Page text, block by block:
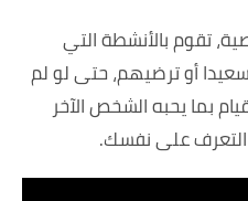
تقوم بالأنشطة التي
أو ترضيهم، حتى لو لم
بما يحبه الشخص الآخر
التعرف على نفسك.